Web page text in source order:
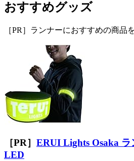
おすすめグッズ
［PR］ランナーにおすすめの商品
［PR］ ERUI Lights Osaka ラ
LED